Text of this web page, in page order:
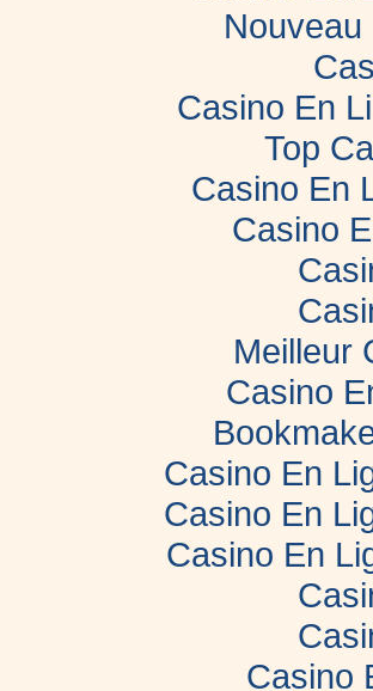
Casino En
Top
Casino En
Casino
Meilleur
Casino
Casino En
Casino En
Casino En
Casino